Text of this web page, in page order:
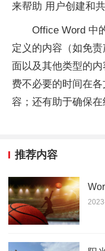
来帮助 用户创建和
Office Word 中
定义的内容（如免
面以及其他类型的
费不必要的时间在
容；还有助于确保在
推荐内容